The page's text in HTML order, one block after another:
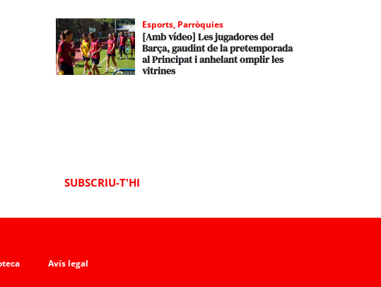
Esports, Parròquies
[Amb vídeo] Les jugadores del
Barça, gaudint de la pretemporada
al Principat i anhelant omplir les
vitrines
SUBSCRIU-T'HI
Avís legal